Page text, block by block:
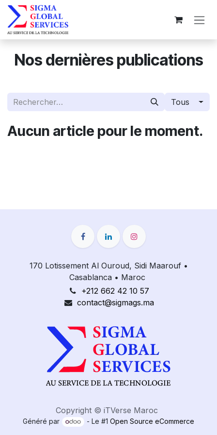
Se rendre au contenu
Nos dernières publications
Tous
Aucun article pour le moment.
170 Lotissement Al Ouroud, Sidi Maarouf •
Casablanca • Maroc
+212 662 42 10 57
contact@sigmags.ma
Copyright © iTVerse Maroc
Généré par - Le #1Open Source eCommerce